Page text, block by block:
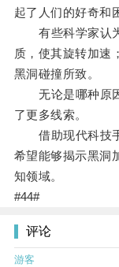
起了人们的好奇和
有些科学家认为
质，使其旋转加速
黑洞碰撞所致。
无论是哪种原因
了更多线索。
借助现代科技手
希望能够揭示黑洞
知领域。
#44#
评论
游客